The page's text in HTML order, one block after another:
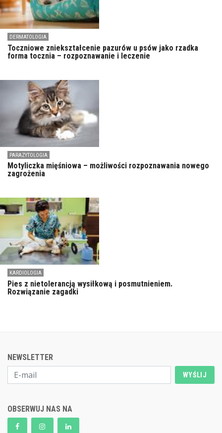
DERMATOLOGIA
Toczniowe zniekształcenie pazurów u psów jako rzadka
forma tocznia – rozpoznawanie i leczenie
PARAZYTOLOGIA
Motyliczka mięśniowa – możliwości rozpoznawania nowego
zagrożenia
KARDIOLOGIA
Pies z nietolerancją wysiłkową i posmutnieniem.
Rozwiązanie zagadki
NEWSLETTER
WYŚLIJ
OBSERWUJ NAS NA